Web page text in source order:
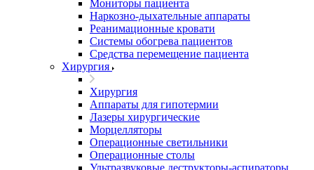
Мониторы пациента
Наркозно-дыхательные аппараты
Реанимационные кровати
Системы обогрева пациентов
Средства перемещение пациента
Хирургия
Хирургия
Аппараты для гипотермии
Лазеры хирургические
Морцелляторы
Операционные светильники
Операционные столы